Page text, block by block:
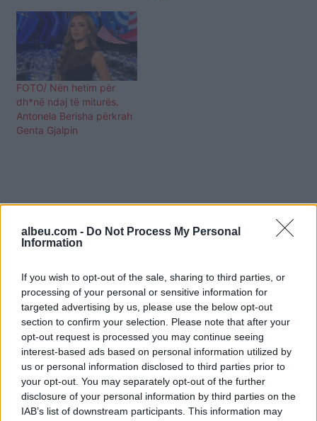
albeu.com - Do Not Process My Personal
Information
If you wish to opt-out of the sale, sharing to third parties, or
processing of your personal or sensitive information for
targeted advertising by us, please use the below opt-out
section to confirm your selection. Please note that after your
opt-out request is processed you may continue seeing
interest-based ads based on personal information utilized by
us or personal information disclosed to third parties prior to
your opt-out. You may separately opt-out of the further
disclosure of your personal information by third parties on the
IAB’s list of downstream participants. This information may
FOTO/ Nën hetim për
dh*në ndaj të miturës.
Antonela Berisha përkrah
Genta Gjalpin
Shtuarmë1.05.2025 15:31
Tags:
dhunon , genta gjalpi , nena e vajzes
reagon , revolte , vajzën e partnerit